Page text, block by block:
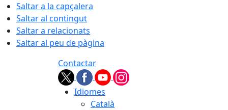
Saltar a la capçalera
Saltar al contingut
Saltar a relacionats
Saltar al peu de pàgina
Contactar
Idiomes
Català